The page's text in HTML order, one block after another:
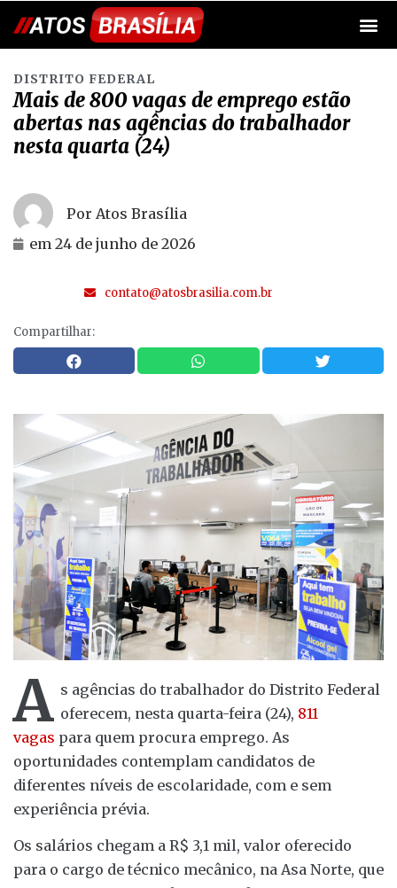
DISTRITO FEDERAL
Mais de 800 vagas de emprego estão
abertas nas agências do trabalhador
nesta quarta (24)
Por Atos Brasília
em 24 de junho de 2026
contato@atosbrasilia.com.br
Compartilhar:
A s agências do trabalhador do Distrito Federal
oferecem, nesta quarta-feira (24), 811
vagas para quem procura emprego. As
oportunidades contemplam candidatos de
diferentes níveis de escolaridade, com e sem
experiência prévia.
Os salários chegam a R$ 3,1 mil, valor oferecido
para o cargo de técnico mecânico, na Asa Norte, que